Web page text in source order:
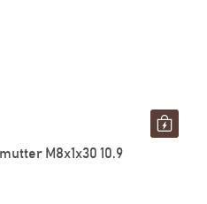
M8x1x30 10.9